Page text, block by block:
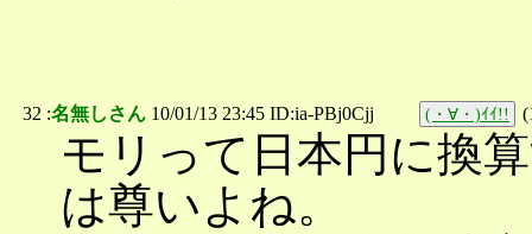
32 :名無しさん 10/01/13 23:45 ID:ia-PBj0Cjj (・∀・)ｲｲ!! (
モリって日本円に換
は尊いよね。